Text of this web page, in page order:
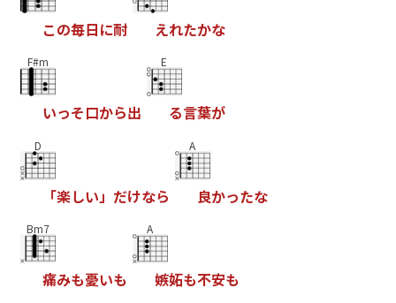
この毎日に耐 えれたかな
F#m
いっそ口から出
E
る言葉が
D
「楽しい」 だけなら
A
良かったな
Bm7
痛みも憂いも
A
嫉妬も不安も